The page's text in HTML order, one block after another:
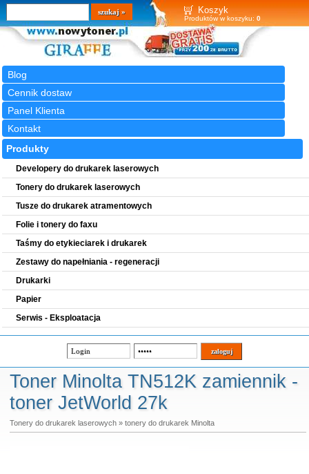
Koszyk
Produktów w koszyku: 0
Blog
Cennik dostaw
Panel Klienta
Kontakt
Wyszukiwarka
szukaj
Produkty
Developery do drukarek laserowych
Tonery do drukarek laserowych
Tusze do drukarek atramentowych
Folie i tonery do faxu
Taśmy do etykieciarek i drukarek
Zestawy do napełniania - regeneracji
Drukarki
Papier
Serwis - Eksploatacja
Toner Minolta TN512K zamiennik -
toner JetWorld 27k
Tonery do drukarek laserowych» tonery do drukarek Minolta